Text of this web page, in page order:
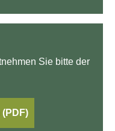
Sie bitte der